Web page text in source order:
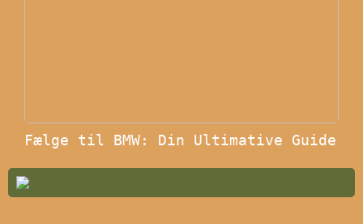
Fælge til BMW: Din Ultimative Guide